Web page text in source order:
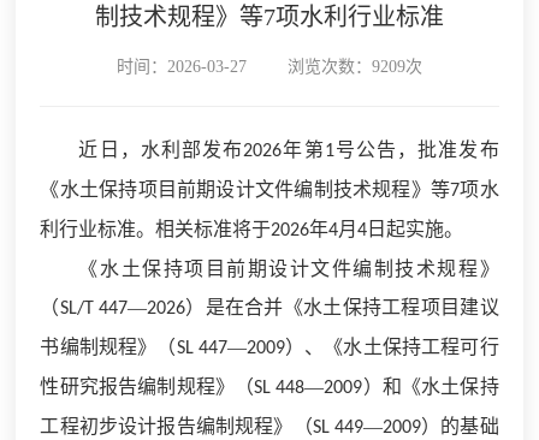
制技术规程》等7项水利行业标准
时间：2026-03-27 浏览次数：9209次
近日，水利部发布2026年第1号公告，批准发布
《水土保持项目前期设计文件编制技术规程》等7项水
利行业标准。相关标准将于2026年4月4 日起实施。
《水土保持项目前期设计文件编制技术规程》
（SL/T 447—2026）是在合并《水土保持工程项目建议
书编制规程》（SL 447—2009）、《水土保持工程可行
性研究报告编制规程》（SL 448—2009）和《水土保持
工程初步设计报告编制规程》（SL 449—2009）的基础